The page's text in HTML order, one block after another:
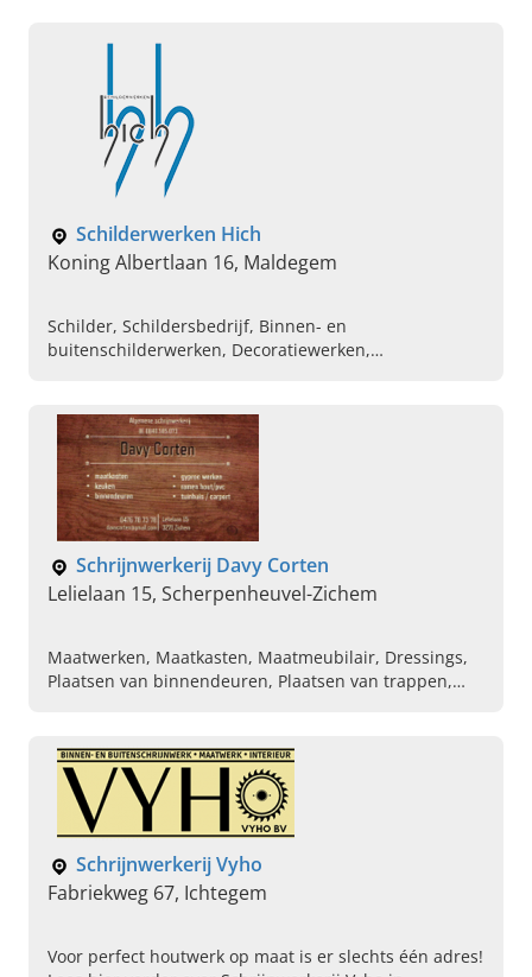
Schilderwerken Hich
Koning Albertlaan 16, Maldegem
Schilder, Schildersbedrijf, Binnen- en
buitenschilderwerken, Decoratiewerken,
Schrijnwerkerij Davy Corten
Lelielaan 15, Scherpenheuvel-Zichem
Maatwerken, Maatkasten, Maatmeubilair, Dressings,
Plaatsen van binnendeuren, Plaatsen van trappen,
Schrijnwerkerij Vyho
Fabriekweg 67, Ichtegem
Voor perfect houtwerk op maat is er slechts één adres!